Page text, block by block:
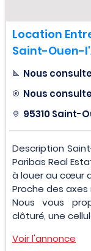
Location
Saint-Ouen-
Nous
Nous
95310 Saint-
Description Saint-
Paribas Real
à louer au cœur
Proche des
Nous vous
clôturé, une
Voir l'annonce